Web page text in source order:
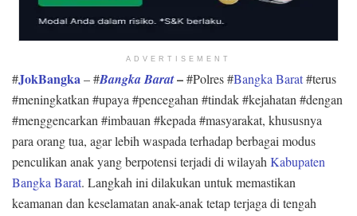
ADVERTISEMENT
#JokBangka– #Bangka Barat–#Polres #Bangka Barat#terus
#meningkatkan #upaya #pencegahan #tindak #kejahatan #dengan
#menggencarkan #imbauan #kepada #masyarakat, khususnya
para orang tua, agar lebih waspada terhadap berbagai modus
penculikan anak yang berpotensi terjadi di wilayahKabupaten
Bangka Barat. Langkah ini dilakukan untuk memastikan
keamanan dan keselamatan anak-anak tetap terjaga di tengah